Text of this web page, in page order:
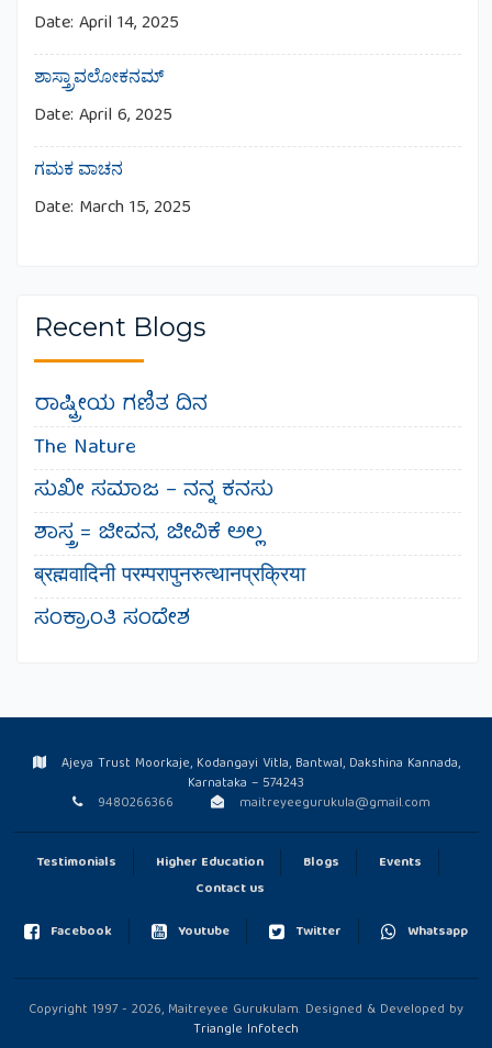
Date: April 14, 2025
ಶಾಸ್ತ್ರಾವಲೋಕನಮ್
Date: April 6, 2025
ಗಮಕ ವಾಚನ
Date: March 15, 2025
Recent Blogs
ರಾಷ್ಟ್ರೀಯ ಗಣಿತ ದಿನ
The Nature
ಸುಖೀ ಸಮಾಜ – ನನ್ನ ಕನಸು
ಶಾಸ್ತ್ರ = ಜೀವನ, ಜೀವಿಕೆ ಅಲ್ಲ
ब्रह्मवादिनी परम्परापुनरुत्थानप्रक्रिया
ಸಂಕ್ರಾಂತಿ ಸಂದೇಶ
Ajeya Trust Moorkaje, Kodangayi Vitla, Bantwal, Dakshina Kannada,
Karnataka – 574243
9480266366
maitreyeegurukula@gmail.com
Testimonials Higher Education Blogs
Events
Contact us
Facebook
Youtube Twitter Whatsapp
Copyright 1997 - 2026, Maitreyee Gurukulam. Designed & Developed by
Triangle Infotech